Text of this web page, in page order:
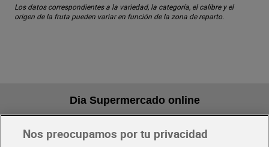
Los datos correspondientes a la variedad, la categoría, el calibre y el
origen de la fruta pueden variar en función de la zona de reparto.
Dia Supermercado online
Pide hoy, recibe hoy
Nos preocupamos por tu privacidad